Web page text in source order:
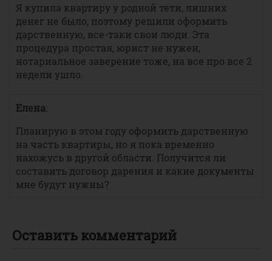
Я купила квартиру у родной тети, лишних
денег не было, поэтому решили оформить
дарственную, все-таки свои люди. Эта
процедура простая, юрист не нужен,
нотариальное заверение тоже, на все про все 2
недели ушло.
Елена:
Планирую в этом году оформить дарственную
на часть квартиры, но я пока временно
нахожусь в другой области. Получится ли
составить договор дарения и какие документы
мне будут нужны?
Оставить комментарий